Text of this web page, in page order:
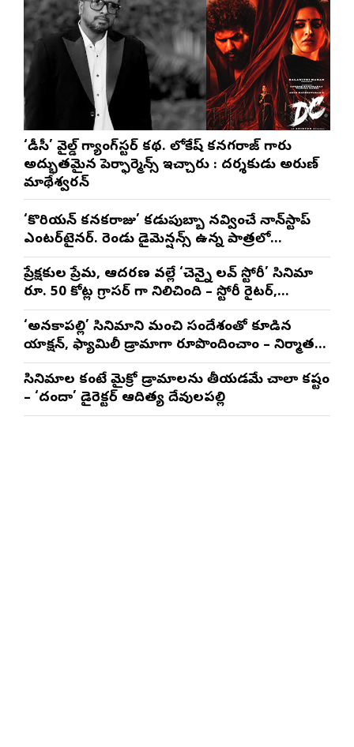
‘డీసీ’ వైల్డ్ గ్యాంగ్‌స్టర్ కథ. లోకేష్ కనగరాజ్ గారు
అద్భుతమైన పెర్ఫార్మెన్స్ ఇచ్చారు : దర్శకుడు అరుణ్
మాథేశ్వరన్
‘కొరియన్ కనకరాజు’ కడుపుబ్బా నవ్వించే నాన్‌స్టాప్
ఎంటర్‌టైనర్. రెండు డైమెన్షన్స్ ఉన్న పాత్రలో
నటించడం చాలా సంతృప్తినిచ్చింది : వరుణ్ తేజ్
ప్రేక్షకుల ప్రేమ, ఆదరణ వల్లే ‘చెన్నై లవ్ స్టోరీ’ సినిమా
రూ. 50 కోట్ల గ్రాసర్ గా నిలిచింది – స్టోరీ రైటర్,
ప్రొడ్యూసర్ సాయి రాజేష్
‘అనకాపల్లి’ సినిమాని మంచి సందేశంతో కూడిన
యాక్షన్, ఫ్యామిలీ డ్రామాగా రూపొందించాం – నిర్మాతలు
త్రినాథరావు నక్కిన, కాండ్రేగుల నాయుడు
సినిమాల కంటే మైక్రో డ్రామాలను తీయడమే చాలా కష్టం
– ‘దందా’ డైరెక్ట‌ర్ ఆదిత్య దేవులపల్లి